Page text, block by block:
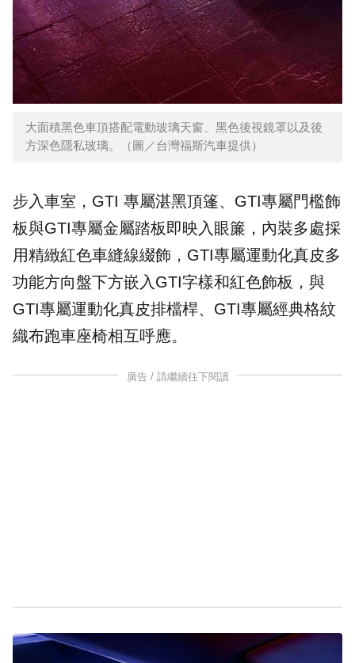
大面積黑色車頂搭配電動玻璃天窗、黑色後視鏡罩以及後
方深色隱私玻璃。（圖／台灣福斯汽車提供）
步入車室，GTI 專屬湛黑頂篷、GTI專屬門檻飾
板與GTI專屬金屬踏板即映入眼簾，內裝多處採
用精緻紅色車縫線綴飾，GTI專屬運動化真皮多
功能方向盤下方嵌入GTI字樣和紅色飾板，與
GTI專屬運動化真皮排檔桿、GTI專屬經典格紋
織布跑車座椅相互呼應。
廣告 / 請繼續往下閱讀